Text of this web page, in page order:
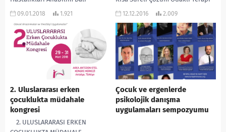
tarafından 14-16 Şubat 2018
09.01.2018 1.921
ilke ve teknikleri konusunda
12.12.2016 2.009
2. Uluslararası erken
çocuklukta müdahale
kongresi
2. ULUSLARARASI ERKEN
Çocuk ve ergenlerde
psikolojik danışma
uygulamaları sempozyumu